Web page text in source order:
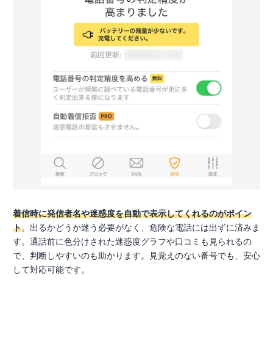
着信時に発信者名や迷惑度を自動で表示してくれるのがポイン
ト。出るかどうか迷う必要がなく、危険な電話には出ずに済みま
す。通話前に色分けされた迷惑度グラフや口コミも見られるの
で、判断しやすいのも助かります。見覚えのない番号でも、安心
して対応可能です。